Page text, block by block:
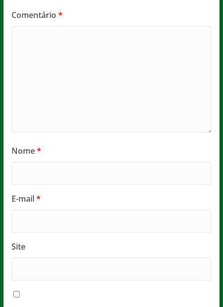
Comentário *
Nome*
E-mail*
Site